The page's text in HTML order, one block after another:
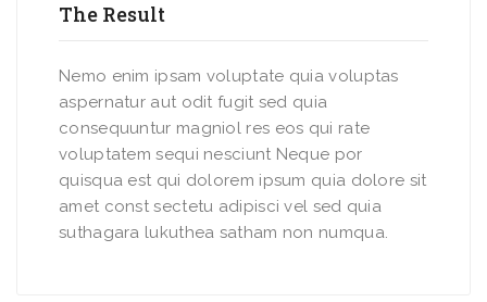
The Result
Nemo enim ipsam voluptate quia voluptas
aspernatur aut odit fugit sed quia
consequuntur magniol res eos qui rate
voluptatem sequi nesciunt Neque por
quisqua est qui dolorem ipsum quia dolore sit
amet const sectetu adipisci vel sed quia
suthagara lukuthea satham non numqua.